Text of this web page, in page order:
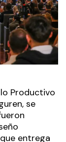
Productivo
se
entrega